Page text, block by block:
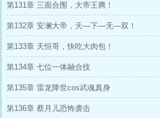
第131章 三面合围，大帝王腾！
第132章 安澜大帝，天—下—无—双！
第133章 天恒哥，快吃大肉包！
第134章 七位一体融合技
第135章 雷龙降世cos武魂真身
第136章 蔡月儿恐怖袭击